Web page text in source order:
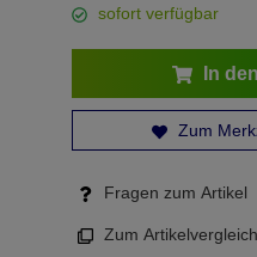
sofort verfügbar
In
Zum
Fragen zum Artikel
Zum